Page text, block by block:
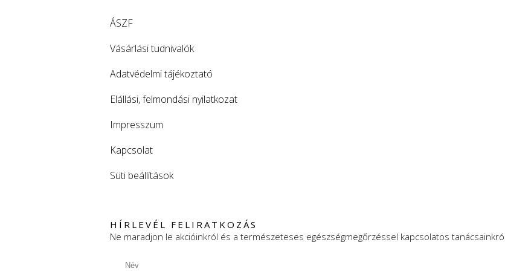
HÍRLEVÉL FELIRATKOZÁS
Ne maradjon le akcióinkról és a természeteses egészségmegőrzéssel kapcsolatos
ÁSZF
Vásárlási tudnivalók
Adatvédelmi tájékoztató
Elállási, felmondási nyilatkozat
Impresszum
Kapcsolat
Süti beállítások